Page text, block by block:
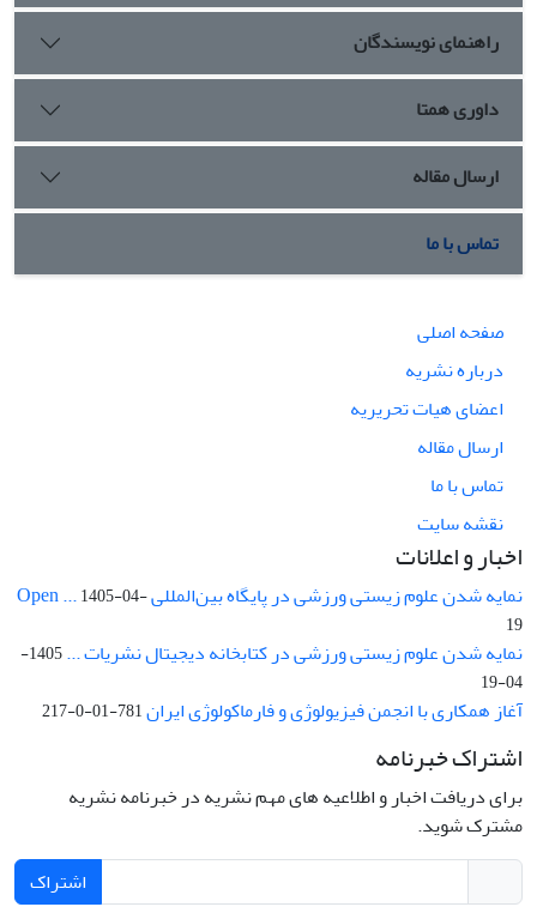
راهنمای نویسندگان
داوری همتا
ارسال مقاله
تماس با ما
صفحه اصلی
درباره نشریه
اعضای هیات تحریریه
ارسال مقاله
تماس با ما
نقشه سایت
اخبار و اعلانات
نمایه شدن علوم زیستی ورزشی در پایگاه بین‌المللی Open ...1405-04-
19
نمایه شدن علوم زیستی ورزشی در کتابخانه دیجیتال نشریات ...
1405-
04-19
آغاز همکاری با انجمن فیزیولوژی و فارماکولوژی ایران781-01-0-217
اشتراک خبرنامه
برای دریافت اخبار و اطلاعیه های مهم نشریه در خبرنامه نشریه
مشترک شوید.
اشتراک